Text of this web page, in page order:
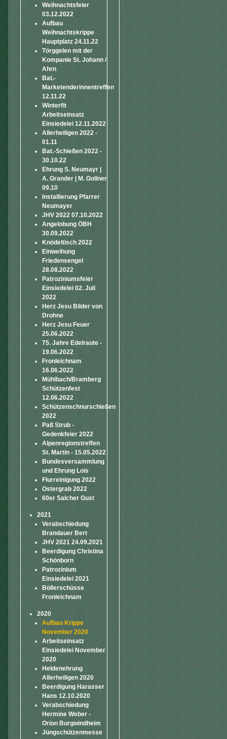
Weihnachtsfeier
03.12.2022
Aufbau
Weihnachtskrippe
Hauptplatz 24.11.22
Törggelen mit der
Kompanie St. Johann /
Ahrn
Bat.-
Marketenderinnentreffen
12.11.22
Winterfit
Arbeitseinsatz
Einsiedelei 12.11.2022
Allerheiligen 2022 -
01.11
Bat.-Schießen 2022 -
30.10.22
Ehrung S. Neumayr |
A. Grander | M. Gollner
09.10
Installierung Pfarrer
Neumayer
JHV 2022 07.10.2022
Angelobung ÖBH
30.09.2022
Knödeltisch 2022
Einweihung
Friedensengel
28.08.2022
Patroziniumsfeier
Einsiedelei 02. Juli
2022
Herz Jesu Bilder von
Drohne
Herz Jesu Feuer
25.06.2022
75. Jahre Edelraute -
19.06.2022
Fronleichnam
16.06.2022
Mühlbach/Bramberg
Schützenfest
12.06.2022
Schützenschnurschießen
2022
Paß Strub -
Gedenkfeier 2022
Alpenregionstreffen
St. Martin - 15.05.2022
Bundesversammlung
und Ehrung Lois
Flurreinigung 2022
Ostergrab 2022
60er Salcher Gust
2021
Verabschiedung
Brandauer Bert
JHV 2021 24.09.2021
Beerdigung Christina
Schönborn
Patrozinium
Einsiedelei 2021
Böllerschüsse
Fronleichnam
2020
Aufbau Krippe
November 2020
Arbeitseinsatz
Einsiedelei November
2020
Heldenehrung
Allerheiligen 2020
Beerdigung Harasser
Hans 12.10.2020
Verabschiedung
Hermine Weber -
Orion Burgwindheim
Jüngschützenmesse